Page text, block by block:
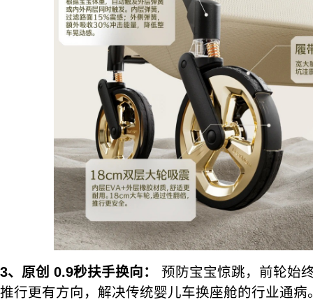
3、原创 0.9秒扶手换向：
预防宝宝惊跳，前轮始
推行更有方向，解决传统婴儿车换座舱的行业通病